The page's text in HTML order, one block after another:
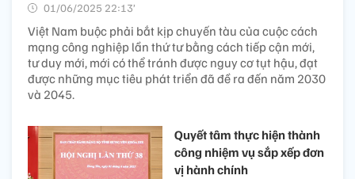
01/06/2025 22:13’
Việt Nam buộc phải bắt kịp chuyến tàu của cuộc cách
mạng công nghiệp lần thứ tư bằng cách tiếp cận mới,
tư duy mới, mới có thể tránh được nguy cơ tụt hậu, đạt
được những mục tiêu phát triển đã đề ra đến năm 2030
và 2045.
Quyết tâm thực hiện thành
công nhiệm vụ sắp xếp đơn
vị hành chính